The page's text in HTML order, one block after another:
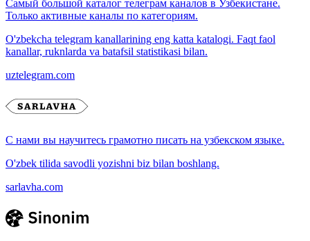
Самый большой каталог телеграм каналов в Узбекистане.
Только активные каналы по категориям.
O'zbekcha telegram kanallarining eng katta katalogi. Faqt faol
kanallar, ruknlarda va batafsil statistikasi bilan.
uztelegram.com
С нами вы научитесь грамотно писать на узбекском языке.
O'zbek tilida savodli yozishni biz bilan boshlang.
sarlavha.com